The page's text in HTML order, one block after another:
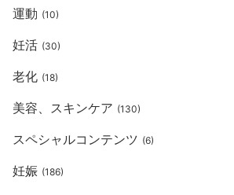
運動 (10)
妊活 (30)
老化 (18)
美容、スキンケア (130)
スペシャルコンテンツ (6)
妊娠 (186)